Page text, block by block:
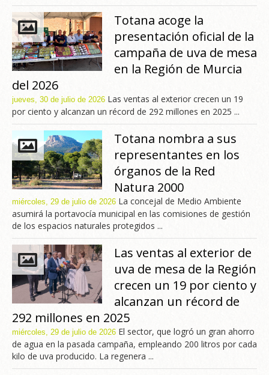
Totana acoge la
presentación oficial de la
campaña de uva de mesa
en la Región de Murcia
del 2026
jueves, 30 de julio de 2026 Las ventas al exterior crecen un 19
por ciento y alcanzan un récord de 292 millones en 2025 ...
Totana nombra a sus
representantes en los
órganos de la Red
Natura 2000
miércoles, 29 de julio de 2026 La concejal de Medio Ambiente
asumirá la portavocía municipal en las comisiones de gestión
de los espacios naturales protegidos ...
Las ventas al exterior de
uva de mesa de la Región
crecen un 19 por ciento y
alcanzan un récord de
292 millones en 2025
miércoles, 29 de julio de 2026 El sector, que logró un gran ahorro
de agua en la pasada campaña, empleando 200 litros por cada
kilo de uva producido. La regenera ...